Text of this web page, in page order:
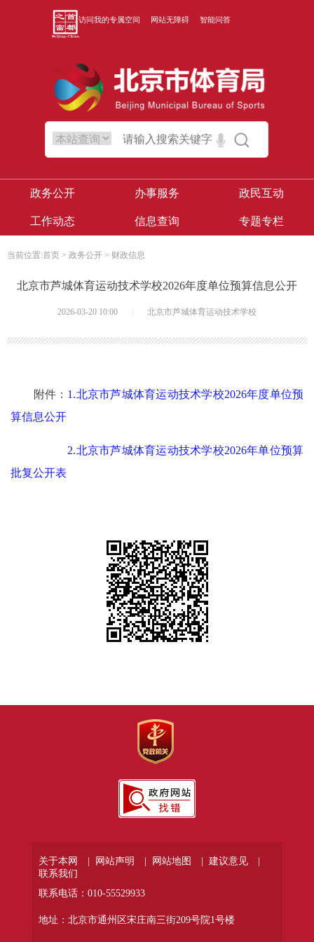
访问我的专属空间 网站无障碍 智能问答
政务公开 办事服务 政民互动
工作动态 信息查询 专题专栏
当前位置:首页 > 政务公开 > 财政信息
北京市芦城体育运动技术学校2026年度单位预算信息公开
2026-03-20 10:00 北京市芦城体育运动技术学校
附件： 1.北京市芦城体育运动技术学校2026年度单位预
算信息公开
2.北京市芦城体育运动技术学校2026年单位预算
批复公开表
关于本网 | 网站声明 | 网站地图 |
建议意见 |
联系我们
联系电话：010-55529933
地址：北京市通州区宋庄南三街209号院1号楼